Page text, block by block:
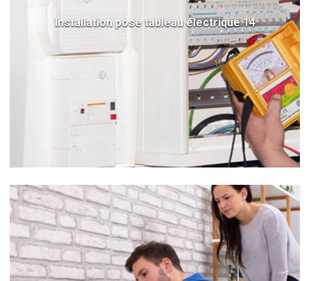
Installation pose tableau électrique 14